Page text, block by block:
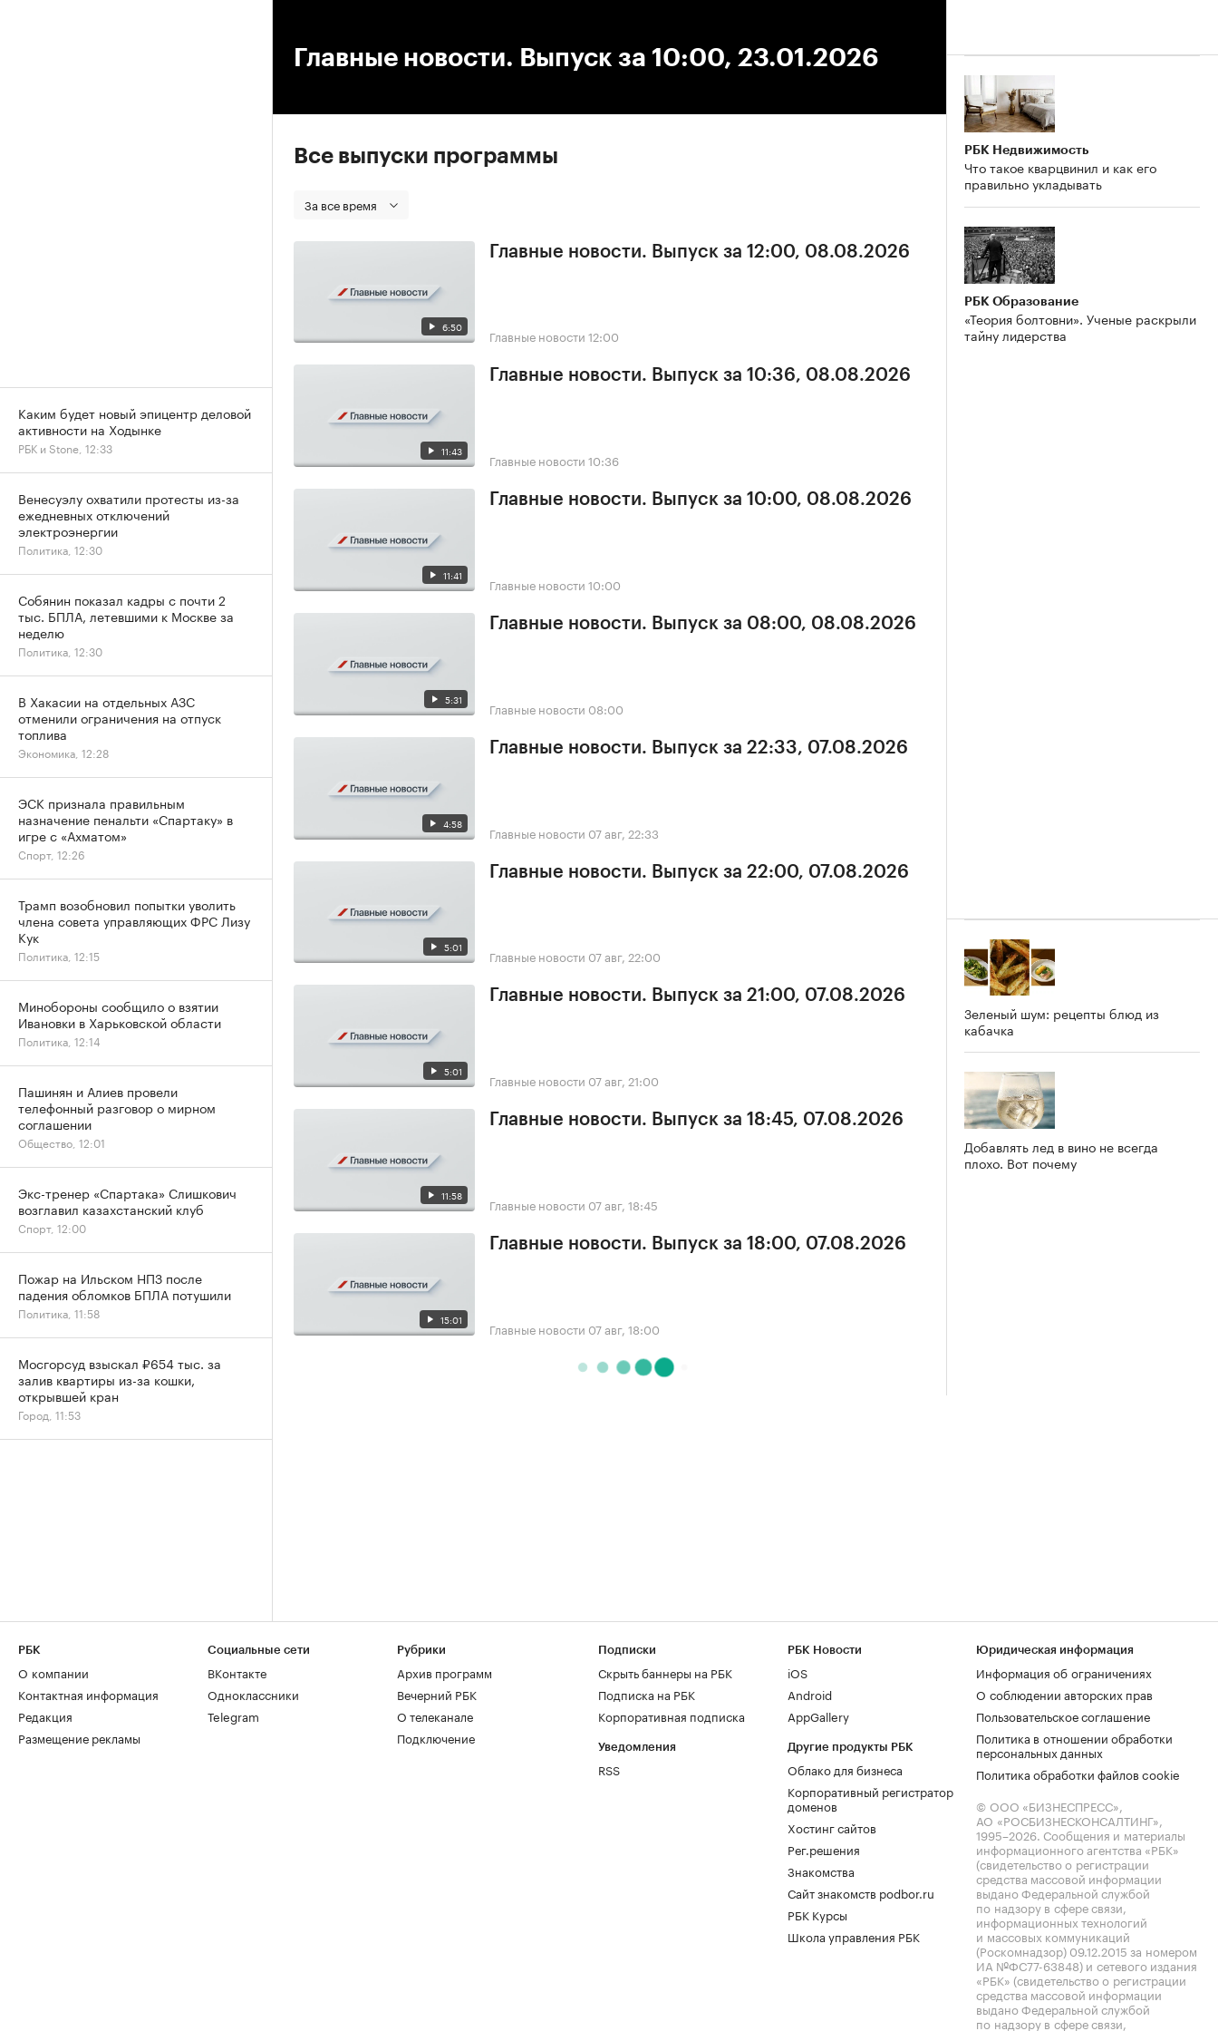
Главные новости. Выпуск за 10:00, 23.01.2026
Все выпуски программы
За все время
6:50
Главные новости. Выпуск за 12:00, 08.08.2026
Главные новости 12:00
11:43
Главные новости. Выпуск за 10:36, 08.08.2026
Главные новости 10:36
11:41
Главные новости. Выпуск за 10:00, 08.08.2026
Главные новости 10:00
5:31
Главные новости. Выпуск за 08:00, 08.08.2026
Главные новости 08:00
4:58
Главные новости. Выпуск за 22:33, 07.08.2026
Главные новости 07 авг, 22:33
5:01
Главные новости. Выпуск за 22:00, 07.08.2026
Главные новости 07 авг, 22:00
5:01
Главные новости. Выпуск за 21:00, 07.08.2026
Главные новости 07 авг, 21:00
11:58
Главные новости. Выпуск за 18:45, 07.08.2026
Главные новости 07 авг, 18:45
15:01
Главные новости. Выпуск за 18:00, 07.08.2026
Главные новости 07 авг, 18:00
РБК Недвижимость
Что такое кварцвинил и как его
правильно укладывать
РБК Образование
«Теория болтовни». Ученые раскрыли
тайну лидерства
Зеленый шум: рецепты блюд из
кабачка
Добавлять лед в вино не всегда
плохо. Вот почему
Каким будет новый эпицентр деловой
активности на Ходынке
РБК и Stone, 12:33
Венесуэлу охватили протесты из-за
ежедневных отключений
электроэнергии
Политика, 12:30
Собянин показал кадры с почти 2
тыс. БПЛА, летевшими к Москве за
неделю
Политика, 12:30
В Хакасии на отдельных АЗС
отменили ограничения на отпуск
топлива
Экономика, 12:28
ЭСК признала правильным
назначение пенальти «Спартаку» в
игре с «Ахматом»
Спорт, 12:26
Трамп возобновил попытки уволить
члена совета управляющих ФРС Лизу
Кук
Политика, 12:15
Минобороны сообщило о взятии
Ивановки в Харьковской области
Политика, 12:14
Пашинян и Алиев провели
телефонный разговор о мирном
соглашении
Общество, 12:01
Экс-тренер «Спартака» Слишкович
возглавил казахстанский клуб
Спорт, 12:00
Пожар на Ильском НПЗ после
падения обломков БПЛА потушили
Политика, 11:58
Мосгорсуд взыскал ₽654 тыс. за
залив квартиры из-за кошки,
открывшей кран
Город, 11:53
РБК
О компании
Контактная информация
Редакция
Размещение рекламы
Социальные сети
ВКонтакте
Одноклассники
Telegram
Рубрики
Архив программ
Вечерний РБК
О телеканале
Подключение
Подписки
Скрыть баннеры на РБК
Подписка на РБК
Корпоративная подписка
Уведомления
RSS
РБК Новости
iOS
Android
AppGallery
Другие продукты РБК
Облако для бизнеса
Корпоративный регистратор
доменов
Хостинг сайтов
Рег.решения
Знакомства
Сайт знакомств podbor.ru
РБК Курсы
Школа управления РБК
Юридическая информация
Информация об ограничениях
О соблюдении авторских прав
Пользовательское соглашение
Политика в отношении обработки
персональных данных
Политика обработки файлов cookie
© ООО «БИЗНЕСПРЕСС»,
АО «РОСБИЗНЕСКОНСАЛТИНГ»,
1995–2026. Сообщения и материалы
информационного агентства «РБК»
(свидетельство о регистрации
средства массовой информации
выдано Федеральной службой
по надзору в сфере связи,
информационных технологий
и массовых коммуникаций
(Роскомнадзор) 09.12.2015 за номером
ИА №ФС77-63848) и сетевого издания
«РБК» (свидетельство о регистрации
средства массовой информации
выдано Федеральной службой
по надзору в сфере связи,